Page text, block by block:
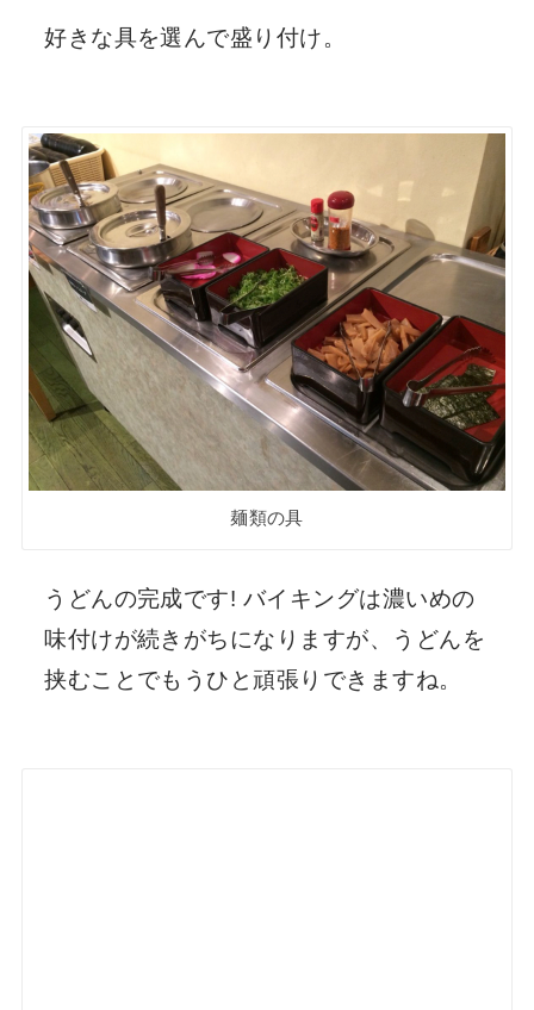
好きな具を選んで盛り付け。
麺類の具
うどんの完成です! バイキングは濃いめの
味付けが続きがちになりますが、うどんを
挟むことでもうひと頑張りできますね。